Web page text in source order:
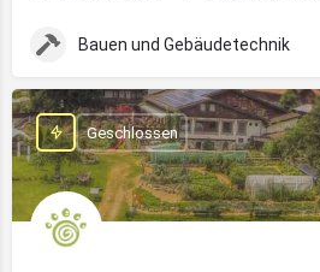
Bauen und Gebäudetechnik
Geschlossen